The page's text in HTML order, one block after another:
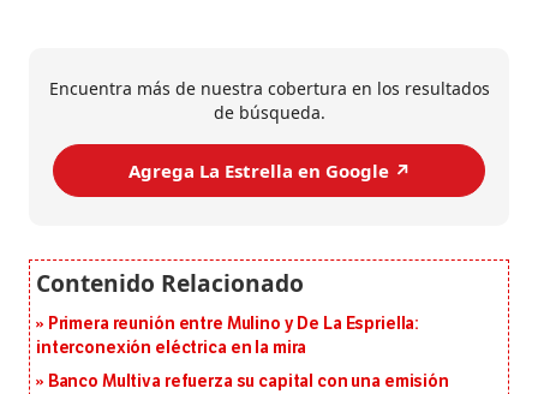
Encuentra más de nuestra cobertura en los resultados
de búsqueda.
Agrega La Estrella en Google ↗️
Primera reunión entre Mulino y De La Espriella:
interconexión eléctrica en la mira
Banco Multiva refuerza su capital con una emisión